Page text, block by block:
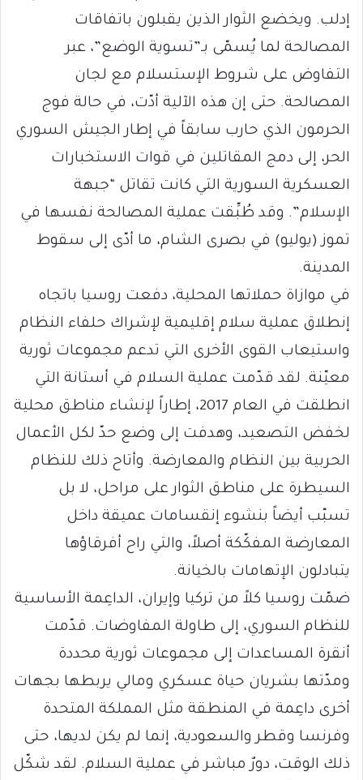
إدلب. ويخضع الثوار الذين يقبلون باتفاقات
المصالحة لما يُسمّى بـ”تسوية الوضع”، عبر
التفاوض على شروط الإستسلام مع لجان
المصالحة. حتى إن هذه الآلية أدّت، في حالة فوج
الحرمون الذي حارب سابقاً في إطار الجيش السوري
الحر، إلى دمج المقاتلين في قوات الاستخبارات
العسكرية السورية التي كانت تقاتل “جبهة
الإسلام”. وقد طُبِّقت عملية المصالحة نفسها في
تموز (يوليو) في بصرى الشام، ما أدّى إلى سقوط
المدينة.
في موازاة حملاتها المحلية، دفعت روسيا باتجاه
إنطلاق عملية سلام إقليمية لإشراك حلفاء النظام
واستيعاب القوى الأخرى التي تدعم مجموعات ثورية
معيّنة. لقد قدّمت عملية السلام في أستانة التي
انطلقت في العام 2017، إطاراً لإنشاء مناطق محلية
لخفض التصعيد، وهدفت إلى وضع حدّ لكل الأعمال
الحربية بين النظام والمعارضة. وأتاح ذلك للنظام
السيطرة على مناطق الثوار على مراحل، لا بل
تسبّب أيضاً بنشوء إنقسامات عميقة داخل
المعارضة المفكّكة أصلاً، والتي راح أفرقاؤها
يتبادلون الإتهامات بالخيانة.
ضمّت روسيا كلاً من تركيا وإيران، الداعِمة الأساسية
للنظام السوري، إلى طاولة المفاوضات. قدّمت
أنقرة المساعدات إلى مجموعات ثورية محددة
ومدّتها بشريان حياة عسكري ومالي يربطها بجهات
أخرى داعِمة في المنطقة مثل المملكة المتحدة
وفرنسا وقطر والسعودية، إنما لم يكن لديها، حتى
ذلك الوقت، دورٌ مباشر في عملية السلام. لقد شكّل